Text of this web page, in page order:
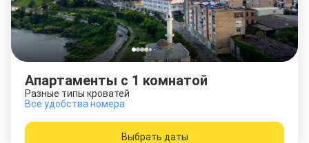
Апартаменты c 1 комнатой
Разные типы кроватей
Все удобства номера
Выбрать даты